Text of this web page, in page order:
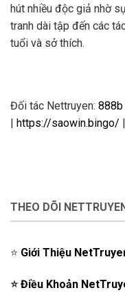
hút nhiều độc giả nhờ
tranh dài tập đến các
tuổi và sở thích.
Đối tác Nettruyen: 888b
https://saowin.bingo/
THEO DÕI
⭐️ Giới Thiệu
⭐️Điều Khoản